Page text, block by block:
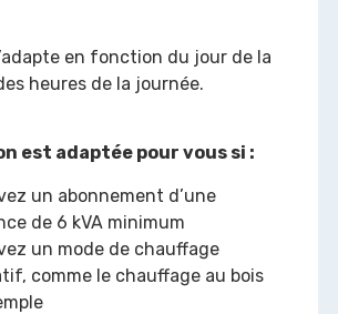
en fonction du jour de la
heures de la journée.
est adaptée pour vous si :
un abonnement d’une
de 6 kVA minimum
un mode de chauffage
comme le chauffage au bois